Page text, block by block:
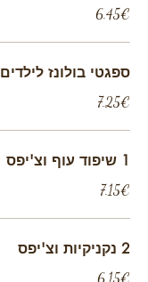
‏6.45 ‏€
ספגטי בולונז לילדים
‏7.25 ‏€
1 שיפוד עוף וצ'יפס
‏7.15 ‏€
2 נקניקיות וצ'יפס
‏6.15 ‏€